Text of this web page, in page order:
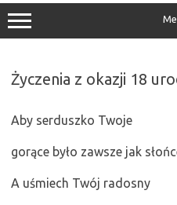
Życzenia z okazji 18
Aby serduszko Twoje
gorące było zawsze jak
A uśmiech Twój radosny